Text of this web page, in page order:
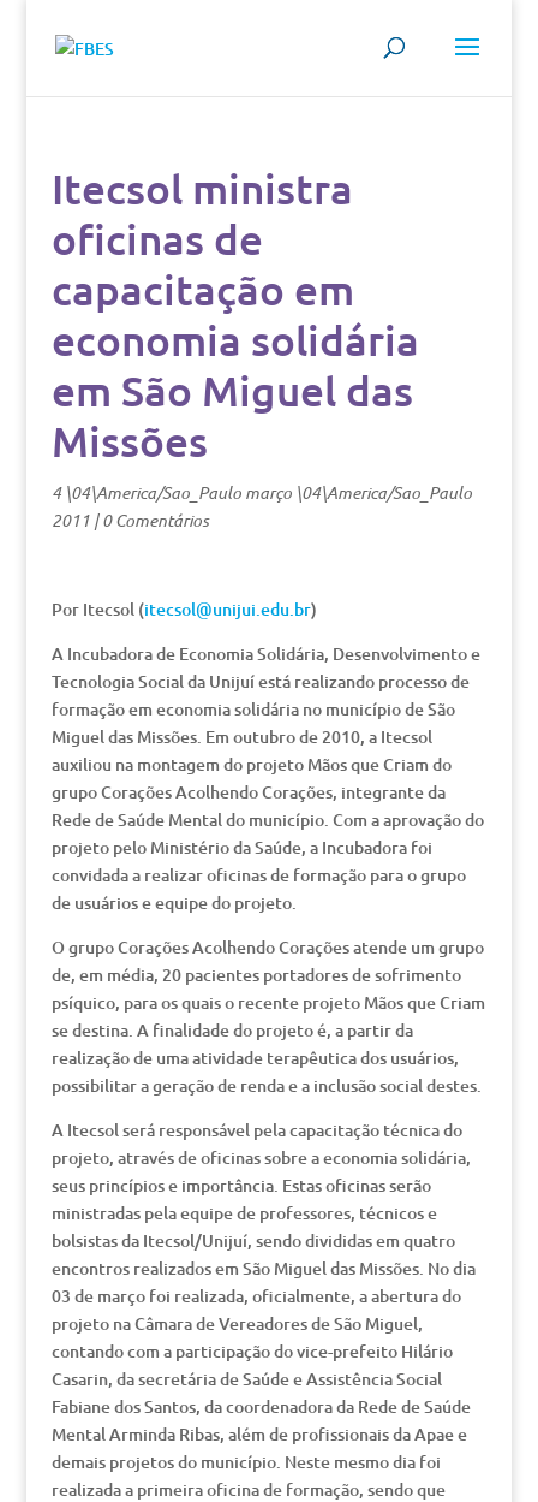
Itecsol ministra
oficinas de
capacitação em
economia solidária
em São Miguel das
Missões
4 \04\America/Sao_Paulo março \04\America/Sao_Paulo
2011|0 Comentários
Por Itecsol (itecsol@unijui.edu.br)
A Incubadora de Economia Solidária, Desenvolvimento e
Tecnologia Social da Unijuí está realizando processo de
formação em economia solidária no município de São
Miguel das Missões. Em outubro de 2010, a Itecsol
auxiliou na montagem do projeto Mãos que Criam do
grupo Corações Acolhendo Corações, integrante da
Rede de Saúde Mental do município. Com a aprovação do
projeto pelo Ministério da Saúde, a Incubadora foi
convidada a realizar oficinas de formação para o grupo
de usuários e equipe do projeto.
O grupo Corações Acolhendo Corações atende um grupo
de, em média, 20 pacientes portadores de sofrimento
psíquico, para os quais o recente projeto Mãos que Criam
se destina. A finalidade do projeto é, a partir da
realização de uma atividade terapêutica dos usuários,
possibilitar a geração de renda e a inclusão social destes.
A Itecsol será responsável pela capacitação técnica do
projeto, através de oficinas sobre a economia solidária,
seus princípios e importância. Estas oficinas serão
ministradas pela equipe de professores, técnicos e
bolsistas da Itecsol/Unijuí, sendo divididas em quatro
encontros realizados em São Miguel das Missões. No dia
03 de março foi realizada, oficialmente, a abertura do
projeto na Câmara de Vereadores de São Miguel,
contando com a participação do vice-prefeito Hilário
Casarin, da secretária de Saúde e Assistência Social
Fabiane dos Santos, da coordenadora da Rede de Saúde
Mental Arminda Ribas, além de profissionais da Apae e
demais projetos do município. Neste mesmo dia foi
realizada a primeira oficina de formação, sendo que